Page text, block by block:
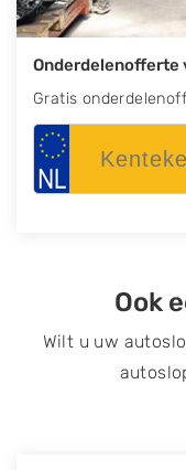
Onderdelenofferte
Gratis
Ook
Wilt u uw